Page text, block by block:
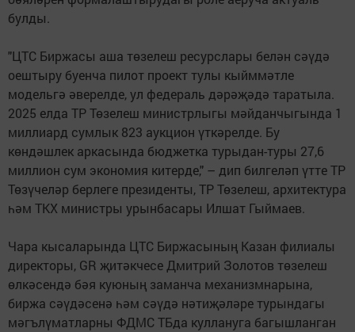
булды.
"ЦТС Биржасы аша төзелеш ресурслары белән сәүдә
оештыру буенча пилот проект тулы кыйммәтле
модельгә әверелде, ул федераль дәрәҗәдә таратыла.
2025 елда ТР Төзелеш министрлыгы мәйданчыгында 1
миллиард сумлык 823 аукцион үткәрелде. Бу
көндәшлек аркасында бюджетка турыдан-туры 27,6
миллион сум экономия китерде," – дип билгеләп үтте ТР
Төзүчеләр берлеге президенты, ТР Төзелеш, архитектура
һәм ТКХ министры урынбасары Илшат Гыймаев.
Чара кысаларында ЦТС Биржасының Казан филиалы
директоры, GR җитәкчесе Дмитрий Золотов төзелеш
өлкәсендә бәя куюның заманча механизмнарына,
биржа сәүдәсенә һәм сәүдә нәтиҗәләре турындагы
мәгълүматларны ФДМС ТБда куллануга багышланган